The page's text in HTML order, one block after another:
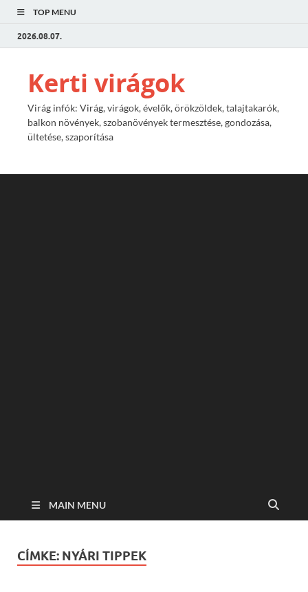
TOP MENU
2026.08.07.
Kerti virágok
Virág infók: Virág, virágok, évelők, örökzöldek, talajtakarók,
balkon növények, szobanövények termesztése, gondozása,
ültetése, szaporítása
MAIN MENU
CÍMKE: NYÁRI TIPPEK